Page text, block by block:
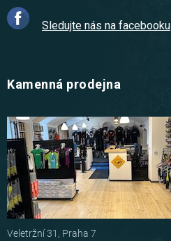
Sledujte nás na facebooku
Kamenná prodejna
Veletržní 31, Praha 7